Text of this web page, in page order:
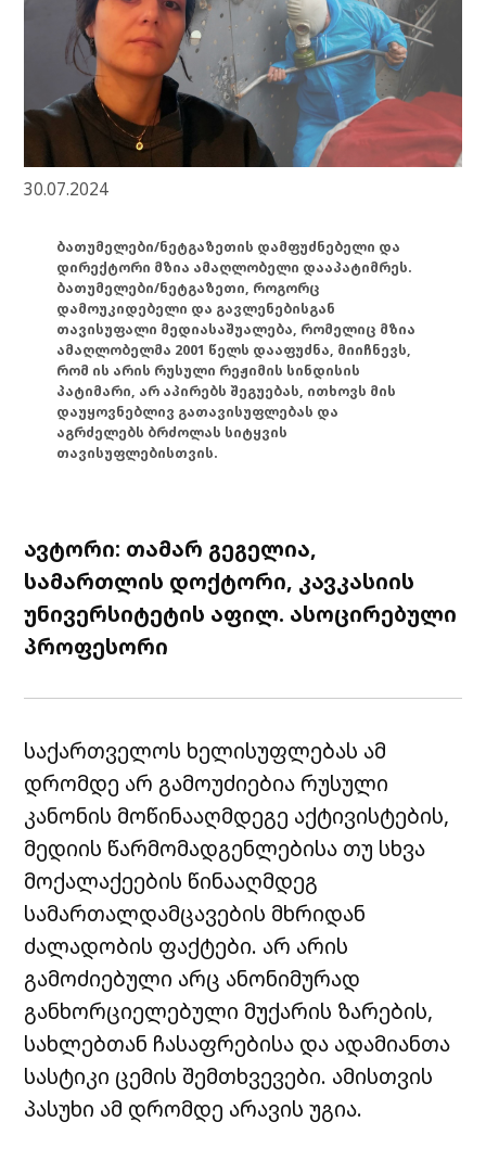
30.07.2024
ბათუმელები/ნეტგაზეთის დამფუძნებელი და
დირექტორი მზია ამაღლობელი დააპატიმრეს.
ბათუმელები/ნეტგაზეთი, როგორც
დამოუკიდებელი და გავლენებისგან
თავისუფალი მედიასაშუალება, რომელიც მზია
ამაღლობელმა 2001 წელს დააფუძნა, მიიჩნევს,
რომ ის არის რუსული რეჟიმის სინდისის
პატიმარი, არ აპირებს შეგუებას, ითხოვს მის
დაუყოვნებლივ გათავისუფლებას და
აგრძელებს ბრძოლას სიტყვის
თავისუფლებისთვის.
ავტორი: თამარ გეგელია,
სამართლის დოქტორი, კავკასიის
უნივერსიტეტის აფილ. ასოცირებული
პროფესორი
საქართველოს ხელისუფლებას ამ
დრომდე არ გამოუძიებია რუსული
კანონის მოწინააღმდეგე აქტივისტების,
მედიის წარმომადგენლებისა თუ სხვა
მოქალაქეების წინააღმდეგ
სამართალდამცავების მხრიდან
ძალადობის ფაქტები. არ არის
გამოძიებული არც ანონიმურად
განხორციელებული მუქარის ზარების,
სახლებთან ჩასაფრებისა და ადამიანთა
სასტიკი ცემის შემთხვევები. ამისთვის
პასუხი ამ დრომდე არავის უგია.